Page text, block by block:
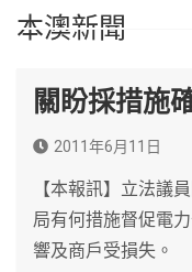
本澳新聞
關盼採措施
2011年6月11日
【本報訊】立法議
局有何措施督促電
響及商戶受損失。